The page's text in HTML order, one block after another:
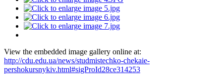
View the embedded image gallery online at:
http://cdu.edu.ua/news/studmistechko-chekaie-
pershokursnykiv.html#sigProId28ce314253